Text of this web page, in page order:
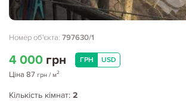
Номер об'єкта: 797630/1
4 000 грн ГРН USD
Ціна 87 грн / м2
Кількість кімнат: 2